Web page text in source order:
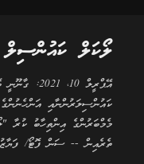
ލޯކަލް ކައުންސިލް އިންތިހާބު
އޭޕްރީލް 10،
ކައުންސިލަރުންނާއި
ތެރެއިން -- ސަން ފޮޓޯ/